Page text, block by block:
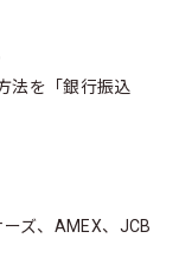
法を「銀行振込
ズ、AMEX、JCB